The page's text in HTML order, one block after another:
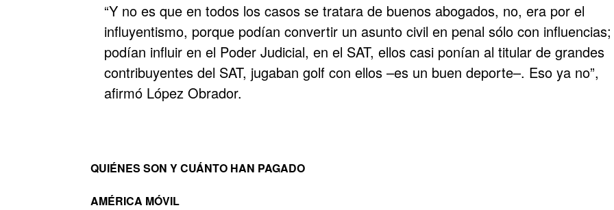
“Y no es que en todos los casos se tratara de buenos abogados, no, era por el
influyentismo, porque podían convertir un asunto civil en penal sólo con influencias;
podían influir en el Poder Judicial, en el SAT, ellos casi ponían al titular de grandes
contribuyentes del SAT, jugaban golf con ellos –es un buen deporte–. Eso ya no”,
afirmó López Obrador.
QUIÉNES SON Y CUÁNTO HAN PAGADO
AMÉRICA MÓVIL